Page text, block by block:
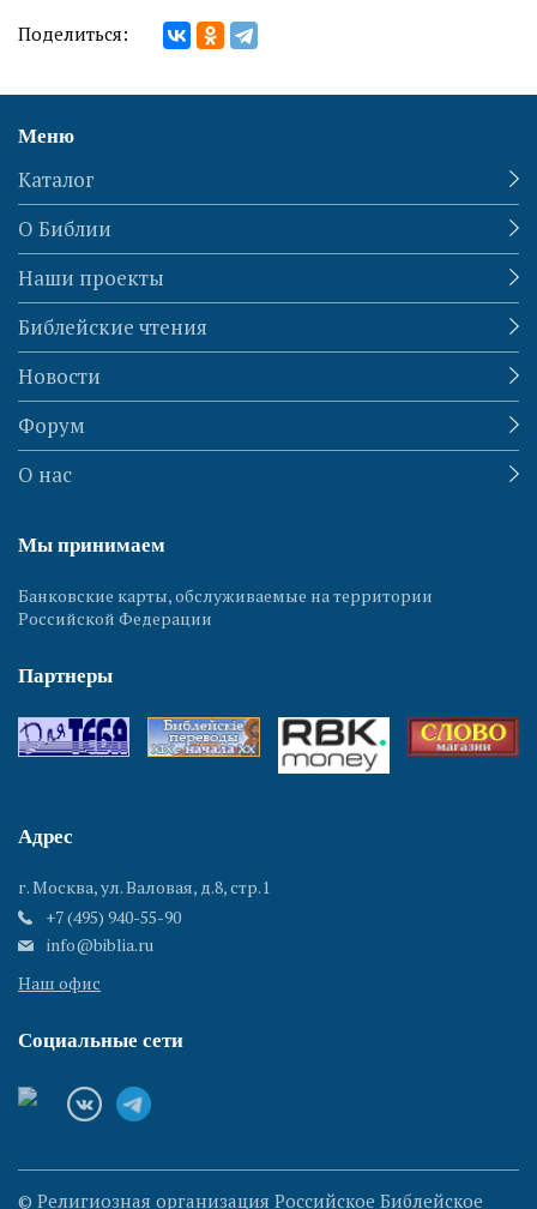
Поделиться:
Меню
Каталог
О Библии
Наши проекты
Библейские чтения
Новости
Форум
О нас
Мы принимаем
Банковские карты, обслуживаемые на территории
Российской Федерации
Партнеры
Адрес
г. Москва, ул. Валовая, д.8, стр.1
+7 (495) 940-55-90
info@biblia.ru
Наш офис
Социальные сети
© Религиозная организация Российское Библейское